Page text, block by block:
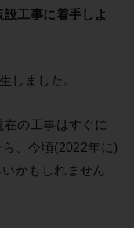
工事に着手しよ
しました。
の工事はすぐに
、今頃(2022年に)
かもしれません